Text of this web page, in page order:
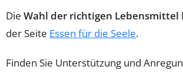
Die Wahl der richtigen Lebensmittel
der Seite Essen für die Seele.
Finden Sie Unterstützung und